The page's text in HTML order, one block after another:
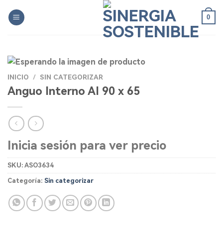
0
INICIO / SIN CATEGORIZAR
Anguo Interno AI 90 x 65
Inicia sesión para ver precio
SKU: ASO3634
Categoría: Sin categorizar